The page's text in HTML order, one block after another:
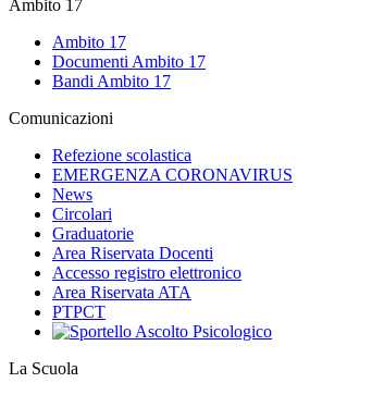
Ambito 17
Ambito 17
Documenti Ambito 17
Bandi Ambito 17
Comunicazioni
Refezione scolastica
EMERGENZA CORONAVIRUS
News
Circolari
Graduatorie
Area Riservata Docenti
Accesso registro elettronico
Area Riservata ATA
PTPCT
La Scuola